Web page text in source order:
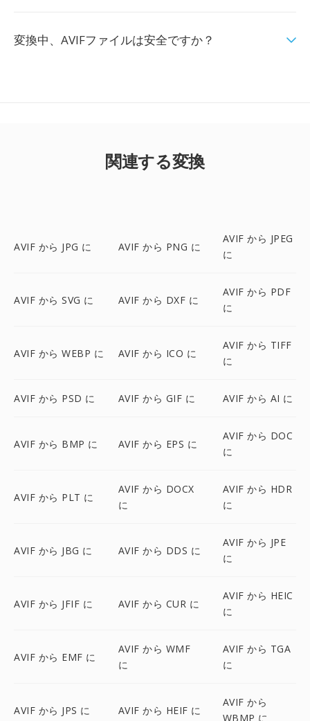
変換中、AVIFファイルは安全ですか？
関連する変換
AVIF から JPG に AVIF から PNG に
AVIF から JPEG
に
AVIF から SVG に AVIF から DXF に
AVIF から PDF
に
AVIF から WEBP に AVIF から ICO に
AVIF から TIFF
に
AVIF から PSD に AVIF から GIF に AVIF から AI に
AVIF から BMP に AVIF から EPS に
AVIF から DOC
に
AVIF から PLT に
AVIF から DOCX
に
AVIF から HDR
に
AVIF から JBG に AVIF から DDS に
AVIF から JPE
に
AVIF から JFIF に AVIF から CUR に
AVIF から HEIC
に
AVIF から EMF に
AVIF から WMF
に
AVIF から TGA
に
AVIF から JPS に AVIF から HEIF に
AVIF から
WBMP に